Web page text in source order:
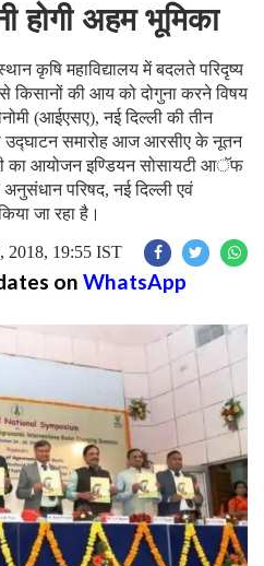
होगी अहम भूमिका
कृषि महाविद्यालय में बदलते परिदृष्य
से किसानों की आय को दोगुना करने विषय
(आईएसए), नई दिल्ली की तीन
उद्घाटन समारोह आज आरसीए के नूतन
का आयोजन इण्डियन सोसायटी आॅफ
अनुसंधान परिषद, नई दिल्ली एवं
जा रहा है।
2018, 19:55 IST
on WhatsApp